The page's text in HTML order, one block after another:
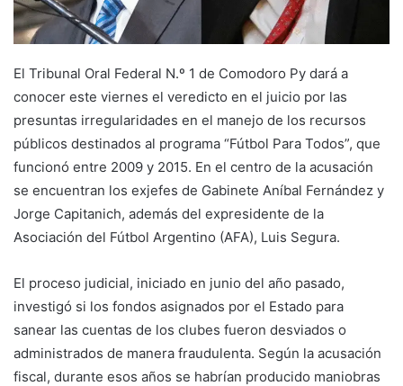
El Tribunal Oral Federal N.º 1 de Comodoro Py dará a
conocer este viernes el veredicto en el juicio por las
presuntas irregularidades en el manejo de los recursos
públicos destinados al programa “Fútbol Para Todos”, que
funcionó entre 2009 y 2015. En el centro de la acusación
se encuentran los exjefes de Gabinete Aníbal Fernández y
Jorge Capitanich, además del expresidente de la
Asociación del Fútbol Argentino (AFA), Luis Segura.
El proceso judicial, iniciado en junio del año pasado,
investigó si los fondos asignados por el Estado para
sanear las cuentas de los clubes fueron desviados o
administrados de manera fraudulenta. Según la acusación
fiscal, durante esos años se habrían producido maniobras